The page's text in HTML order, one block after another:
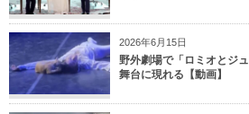
2026年6月15日
野外劇場で「ロミオとジ
舞台に現れる【動画】